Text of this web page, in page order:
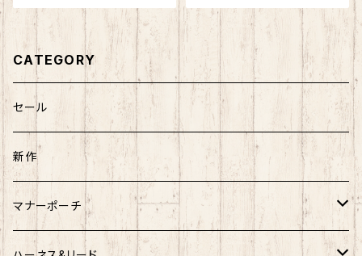
CATEGORY
セール
新作
マナーポーチ